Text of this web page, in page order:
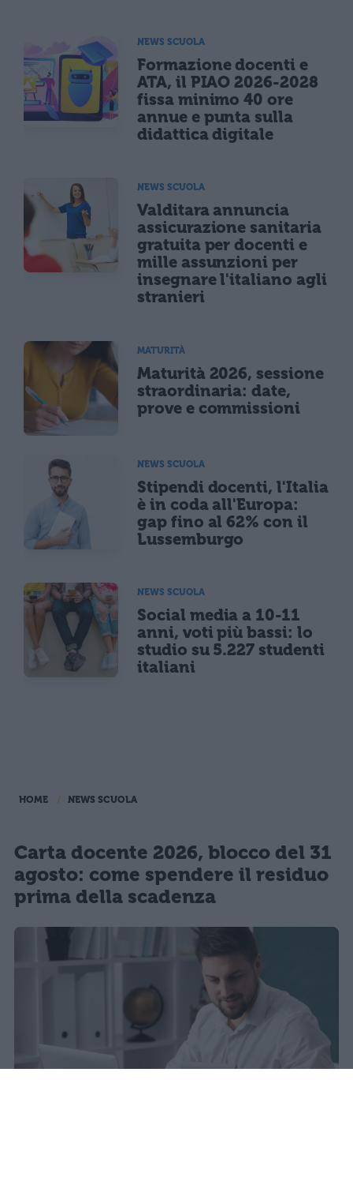
NEWS SCUOLA
Formazione docenti e
ATA, il PIAO 2026-2028
fissa minimo 40 ore
annue e punta sulla
didattica digitale
NEWS SCUOLA
Valditara annuncia
assicurazione sanitaria
gratuita per docenti e
mille assunzioni per
insegnare l'italiano agli
stranieri
MATURITÀ
Maturità 2026, sessione
straordinaria: date,
prove e commissioni
NEWS SCUOLA
Stipendi docenti, l'Italia
è in coda all'Europa:
gap fino al 62% con il
Lussemburgo
NEWS SCUOLA
Social media a 10-11
anni, voti più bassi: lo
studio su 5.227 studenti
italiani
HOME NEWS SCUOLA
Carta docente 2026, blocco del 31
agosto: come spendere il residuo
prima della scadenza